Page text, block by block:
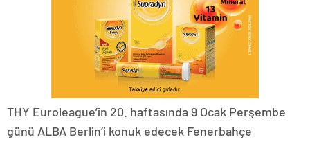
THY Euroleague’in 20. haftasında 9 Ocak Perşembe
günü ALBA Berlin’i konuk edecek Fenerbahçe